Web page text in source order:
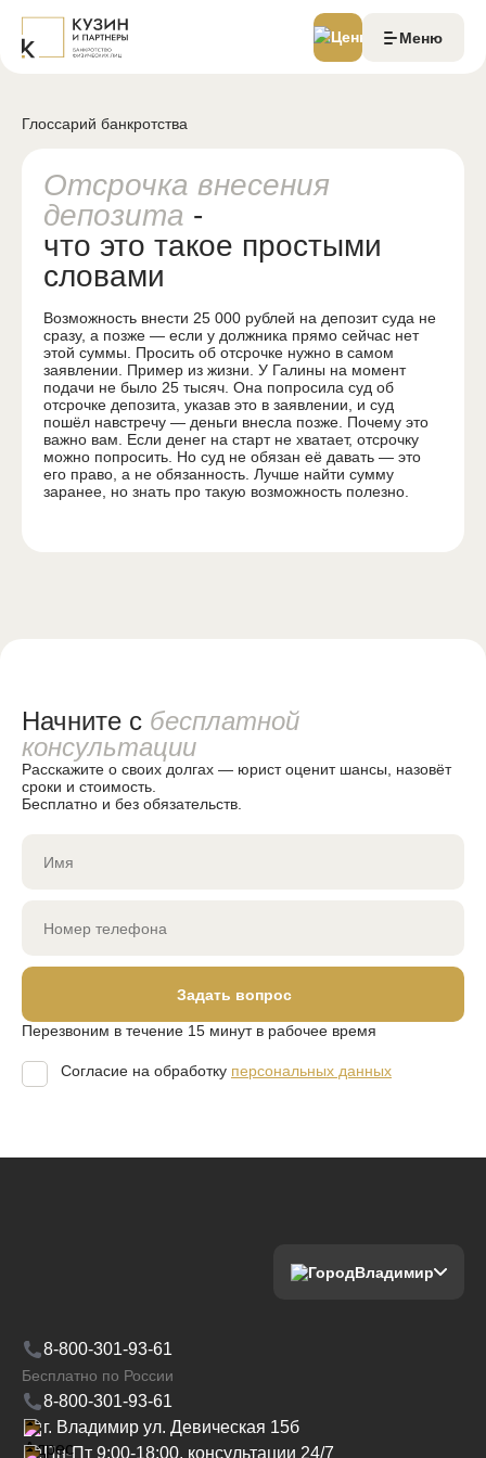
Меню
Банкротство через МФЦ
Реструктуризация долгов
Отзывы
Истории
Команда
Ситуации
Долги по ЖКХ
Спишется задолженность по ЖКХ?
Можно ли сохранить два ипотечных жилья?
Залоговый автомобиль
База знаний
Контакты
Города
Бесплатная консультация
Глоссарий банкротства
Отсрочка внесения
депозита -
что это такое простыми
словами
Возможность внести 25 000 рублей на депозит суда не
сразу, а позже — если у должника прямо сейчас нет
этой суммы. Просить об отсрочке нужно в самом
заявлении. Пример из жизни. У Галины на момент
подачи не было 25 тысяч. Она попросила суд об
отсрочке депозита, указав это в заявлении, и суд
пошёл навстречу — деньги внесла позже. Почему это
важно вам. Если денег на старт не хватает, отсрочку
можно попросить. Но суд не обязан её давать — это
его право, а не обязанность. Лучше найти сумму
заранее, но знать про такую возможность полезно.
Начните с бесплатной
консультации
Расскажите о своих долгах — юрист оценит шансы, назовёт
сроки и стоимость.
Бесплатно и без обязательств.
Задать вопрос
Перезвоним в течение 15 минут в рабочее время
Согласие на обработку персональных данных
Владимир
8-800-301-93-61
Бесплатно по России
8-800-301-93-61
г. Владимир ул. Девическая 15б
Пн-Пт 9:00-18:00, консультации 24/7